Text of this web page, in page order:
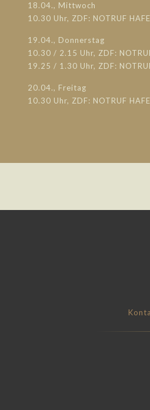
18.04., Mittwoch
10.30 Uhr, ZDF: NOTRUF
19.04., Donnerstag
10.30 / 2.15 Uhr, ZDF:
19.25 / 1.30 Uhr, ZDF:
20.04., Freitag
10.30 Uhr, ZDF: NOTRUF